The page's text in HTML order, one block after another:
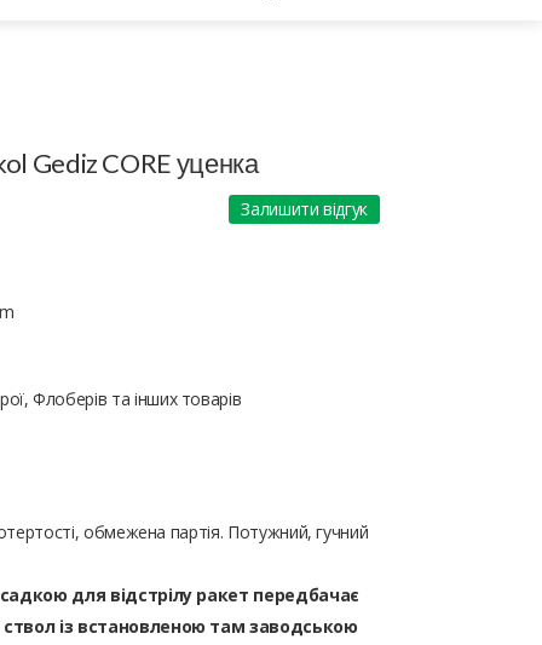
Gediz CORE уценка
Залишити відгук
Флоберів та інших товарів
обмежена партія. Потужний, гучний
для відстрілу ракет передбачає
із встановленою там заводською